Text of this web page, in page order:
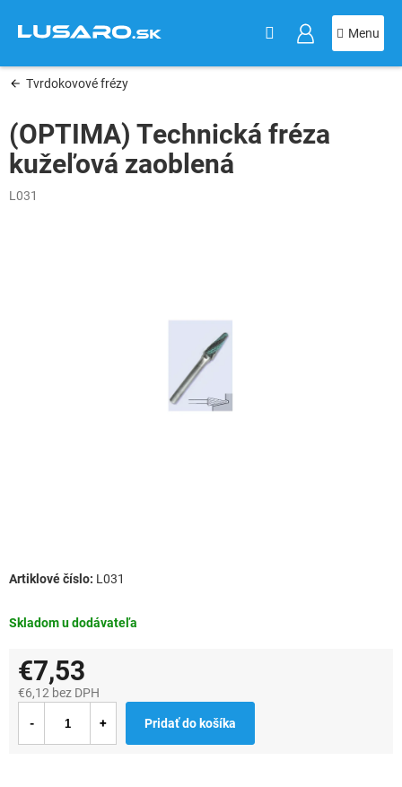
obsah
Tvrdokovové frézy
(OPTIMA) Technická fréza
kužeľová zaoblená
L031
Skladom u dodávateľa
L031
€7,53
€6,12 bez DPH
cena:
Pridať do košíka